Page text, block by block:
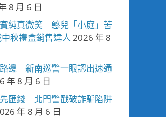
8 月 6 日
純真微笑 憨兒「小庭」苦
秋禮盒銷售達人 2026 年 8
邊 新南巡警一眼認出速通
年 8 月 6 日
匯錢 北門警戳破詐騙陷阱
年 8 月 6 日